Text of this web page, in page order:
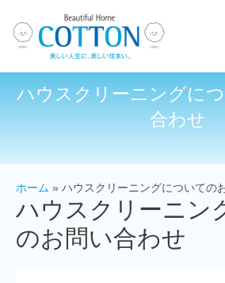
ハウスクリーニングに
合わせ
ホーム ハウスクリーニングについての
ハウスクリーニン
のお問い合わせ